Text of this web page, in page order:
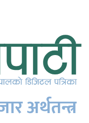
अर्थतन्त्र